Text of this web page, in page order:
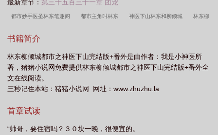
最新章节： 第三千五百三十一章 团宠
都市妙手医圣林东笔趣阁 都市主角叫林东 神医下山林东和柳倾城 林东柳
读 神医赘婿林东白雨橙笔趣阁
山 都市林东 林东柳倾城无弹窗阅读 一部都市主角叫林东 林东白钰柳倾
城涂胭脂的免费都市之神医下山 都市神医林煜免费全集 都市妙手医圣林
东 神医林东主角名字 主角林东都市 林东柳倾城全本免费阅读
村神医林东
书籍简介
林东柳倾城都市之神医下山完结版+番外是由作者：我是小神医所
著，猪猪小说网免费提供林东柳倾城都市之神医下山完结版+番外全
文在线阅读。
三秒记住本站：猪猪小说网 网址：www.zhuzhu.la
首章试读
“帅哥，要住宿吗？３０块一晚，很便宜的。